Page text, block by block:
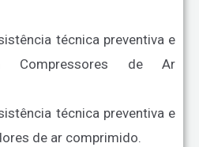
técnica preventiva e
Compressores de Ar
técnica preventiva e
de ar comprimido.